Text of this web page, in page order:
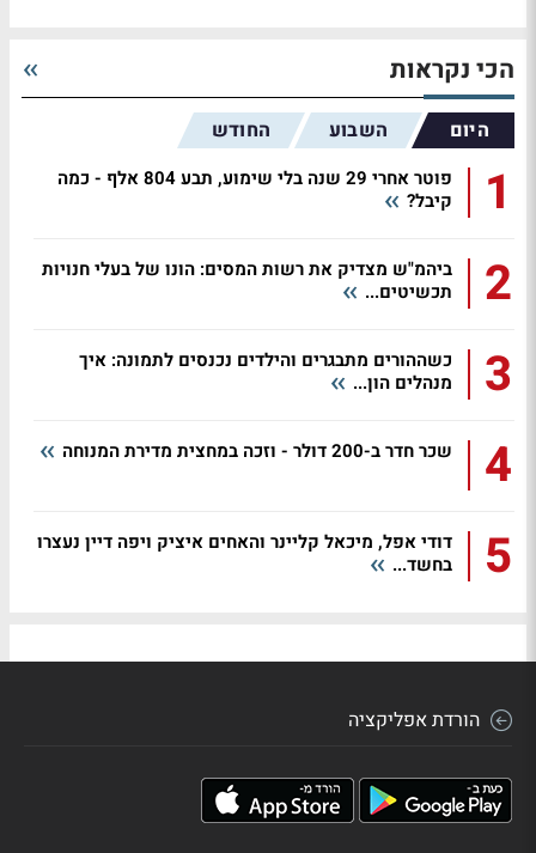
הכי נקראות
היום השבוע החודש
1
פוטר אחרי 29 שנה בלי שימוע, תבע 804 אלף - כמה
קיבל?
2
ביהמ"ש מצדיק את רשות המסים: הונו של בעלי חנויות
תכשיטים...
3
כשההורים מתבגרים והילדים נכנסים לתמונה: איך
מנהלים הון...
4 שכר חדר ב-200 דולר - וזכה במחצית מדירת המנוחה
5
דודי אפל, מיכאל קליינר והאחים איציק ויפה דיין נעצרו
בחשד...
הורדת אפליקציה